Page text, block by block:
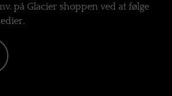
på Glacier shoppen ved at følge